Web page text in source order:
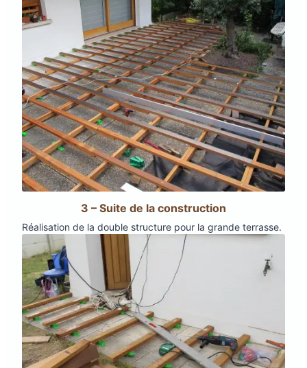
3 – Suite de la construction
Réalisation de la double structure pour la grande terrasse.